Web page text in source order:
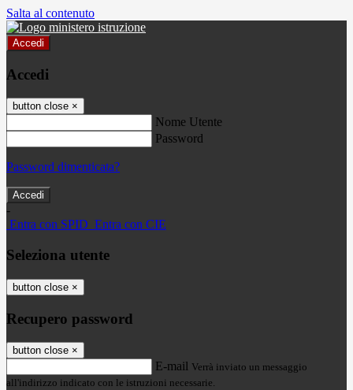
Salta al contenuto
Accedi
Accedi
button close ×
Nome Utente
Password
Password dimenticata?
-
Entra con SPID Entra con CIE
Seleziona utente
button close ×
Recupero password
button close ×
E-mail Verrà inviato un messaggio
all'indirizzo indicato con le istruzioni necessarie.